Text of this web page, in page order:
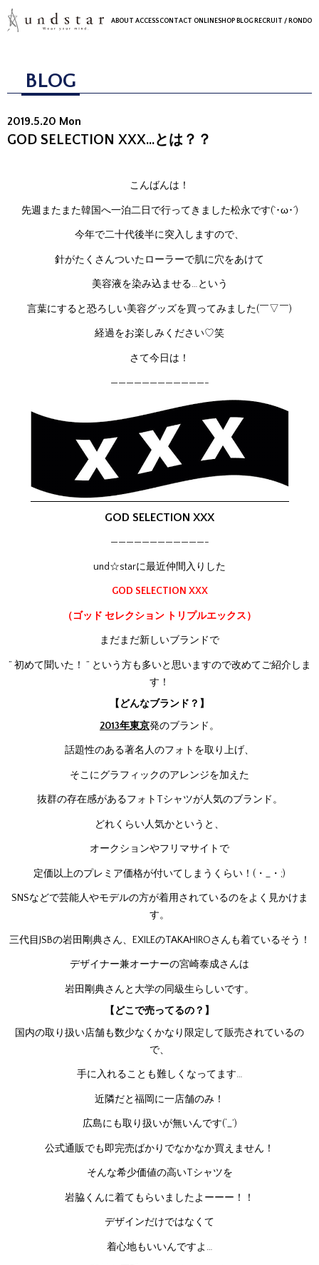
ABOUT ACCESSCONTACT ONLINESHOP BLOG RECRUIT / RONDO
BLOG
2019.5.20 Mon
GOD SELECTION XXX…とは？？
こんばんは！
先週またまた韓国へ一泊二日で行ってきました松永です(`･ω･´)
今年で二十代後半に突入しますので、
針がたくさんついたローラーで肌に穴をあけて
美容液を染み込ませる…という
言葉にすると恐ろしい美容グッズを買ってみました(￣▽￣)
経過をお楽しみください♡笑
さて今日は！
————————————-
GOD SELECTION XXX
————————————-
und☆starに最近仲間入りした
GOD SELECTION XXX
（ゴッド セレクション トリプルエックス）
まだまだ新しいブランドで
” 初めて聞いた！ ” という方も多いと思いますので改めてご紹介しま
す！
【どんなブランド？】
2013年東京発のブランド。
話題性のある著名人のフォトを取り上げ、
そこにグラフィックのアレンジを加えた
抜群の存在感があるフォトTシャツが人気のブランド。
どれくらい人気かというと、
オークションやフリマサイトで
定価以上のプレミア価格が付いてしまうくらい！(・_・;)
SNSなどで芸能人やモデルの方が着用されているのをよく見かけま
す。
三代目JSBの岩田剛典さん、EXILEのTAKAHIROさんも着ているそう！
デザイナー兼オーナーの宮崎泰成さんは
岩田剛典さんと大学の同級生らしいです。
【どこで売ってるの？】
国内の取り扱い店舗も数少なくかなり限定して販売されているの
で、
手に入れることも難しくなってます…
近隣だと福岡に一店舗のみ！
広島にも取り扱いが無いんです(‘_’)
公式通販でも即完売ばかりでなかなか買えません！
そんな希少価値の高いTシャツを
岩脇くんに着てもらいましたよーーー！！
デザインだけではなくて
着心地もいいんですよ…